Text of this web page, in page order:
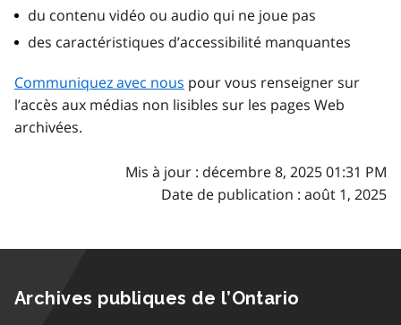
du contenu vidéo ou audio qui ne joue pas
des caractéristiques d’accessibilité manquantes
Communiquez avec nous pour vous renseigner sur
l’accès aux médias non lisibles sur les pages Web
archivées.
Mis à jour : décembre 8, 2025 01:31 PM
Date de publication : août 1, 2025
Archives publiques de l’Ontario